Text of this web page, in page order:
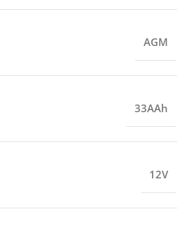
AGM
33AAh
12V